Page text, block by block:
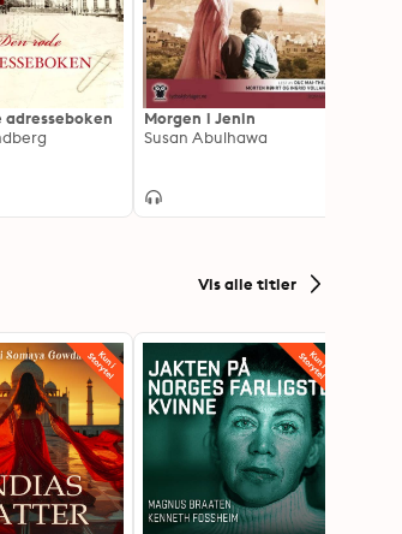
adresseboken
Morgen i Jenin
Susan Abulhawa
Vis alle titler